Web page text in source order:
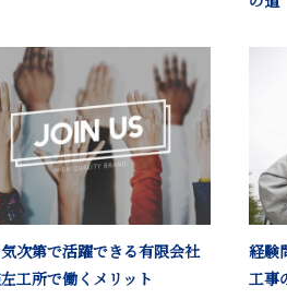
次第で活躍できる有限会社
工所で働くメリット
経験
工事